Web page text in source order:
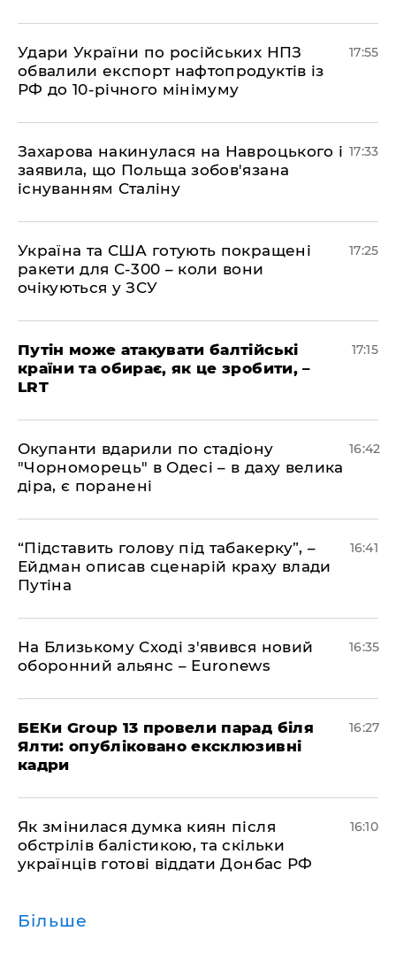
​Удари України по російських НПЗ
обвалили експорт нафтопродуктів із
РФ до 10-річного мінімуму
17:55
​Захарова накинулася на Навроцького і
заявила, що Польща зобов'язана
існуванням Сталіну
17:33
​Україна та США готують покращені
ракети для С-300 – коли вони
очікуються у ЗСУ
17:25
​Путін може атакувати балтійські
країни та обирає, як це зробити, –
LRT
17:15
​Окупанти вдарили по стадіону
"Чорноморець" в Одесі – в даху велика
діра, є поранені
16:42
​“Підставить голову під табакерку”, –
Ейдман описав сценарій краху влади
Путіна
16:41
На Близькому Сході з'явився новий
оборонний альянс – Euronews
16:35
БЕКи Group 13 провели парад біля
Ялти: опубліковано ексклюзивні
кадри
16:27
Як змінилася думка киян після
обстрілів балістикою, та скільки
українців готові віддати Донбас РФ
16:10
Більше